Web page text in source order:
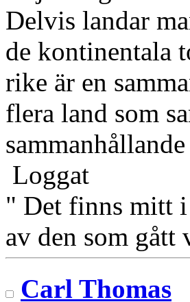
Delvis landar
de kontinentala
rike är en
flera land som
Loggat
" Det finns mitt i
av den som gått
Carl Thomas